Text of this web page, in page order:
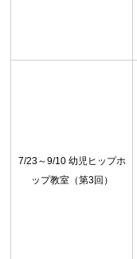
7/23～9/10 幼児ヒップホ
ップ教室（第3回）